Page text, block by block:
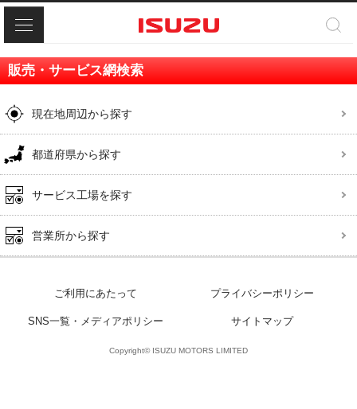
販売・サービス網検索
現在地周辺から探す
都道府県から探す
サービス工場を探す
営業所から探す
ご利用にあたって プライバシーポリシー
SNS一覧・メディアポリシー サイトマップ
Copyright© ISUZU MOTORS LIMITED